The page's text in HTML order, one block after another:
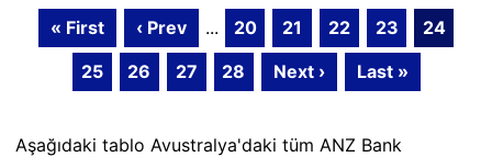
« First ‹ Prev ... 20 21 22 23
24
25
26 27 28 Next › Last »
Aşağıdaki tablo Avustralya'daki tüm ANZ Bank